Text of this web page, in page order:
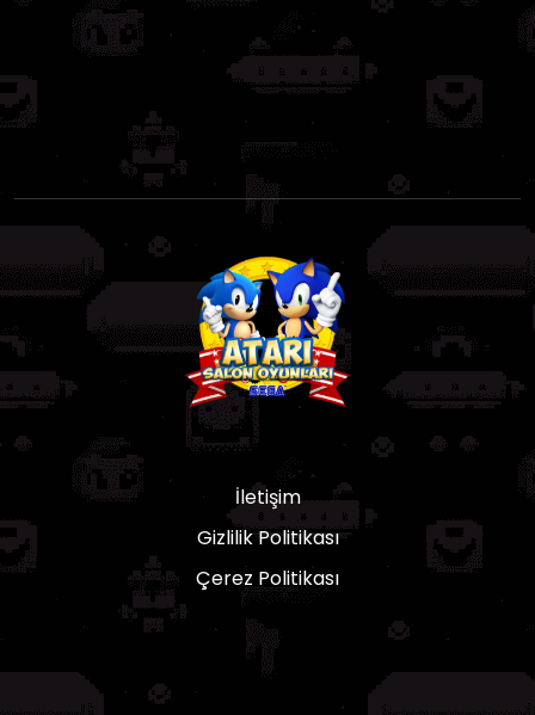
İletişim
Gizlilik Politikası
Çerez Politikası